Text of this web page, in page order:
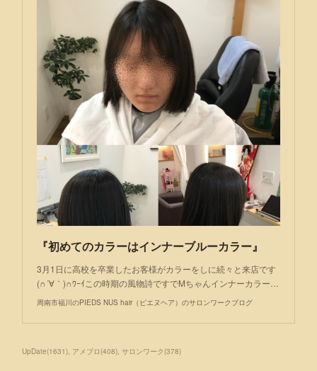
『初めてのカラーはインナーブルーカラー』
3月1日に高校を卒業したお客様がカラーをしに続々と来店です
(∩´∀｀)∩ﾜｰｲこの時期の風物詩ですでMちゃんインナーカラー…
周南市福川のPIEDS NUS hair（ピエヌヘア）のサロンワークブログ
UpDate(1631) アメブロ (408) サロンワーク (378)